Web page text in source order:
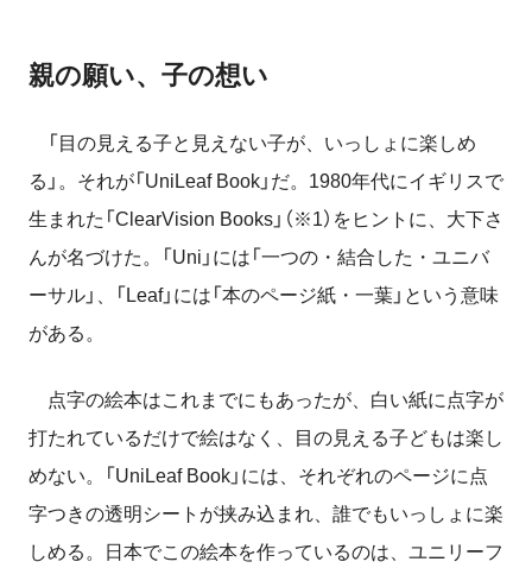
親の願い、子の想い
「目の見える子と見えない子が、いっしょに楽しめ
る」。それが「UniLeaf Book」だ。1980年代にイギリスで
生まれた「ClearVision Books」（※1）をヒントに、大下さ
んが名づけた。「Uni」には「一つの・結合した・ユニバ
ーサル」、「Leaf」には「本のページ紙・一葉」という意味
がある。
点字の絵本はこれまでにもあったが、白い紙に点字が
打たれているだけで絵はなく、目の見える子どもは楽し
めない。「UniLeaf Book」には、それぞれのページに点
字つきの透明シートが挟み込まれ、誰でもいっしょに楽
しめる。日本でこの絵本を作っているのは、ユニリーフ